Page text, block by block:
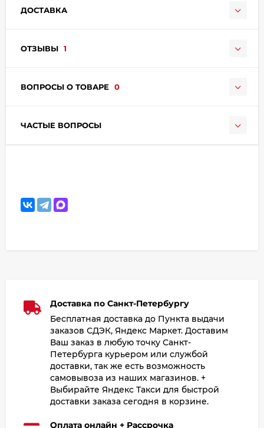
ДОСТАВКА
ОТЗЫВЫ 1
ВОПРОСЫ О ТОВАРЕ 0
ЧАСТЫЕ ВОПРОСЫ
Доставка по Санкт-Петербургу
Бесплатная доставка до Пункта выдачи
заказов СДЭК, Яндекс Маркет. Доставим
Ваш заказ в любую точку Санкт-
Петербурга курьером или службой
доставки, так же есть возможность
самовывоза из наших магазинов. +
Выбирайте Яндекс Такси для быстрой
доставки заказа сегодня в корзине.
Оплата онлайн + Рассрочка